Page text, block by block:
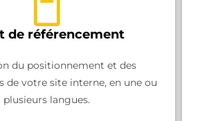
de référencement
du positionnement et des
de votre site interne, en une ou
plusieurs langues.